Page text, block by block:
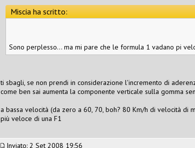
Miscia ha scritto:
Sono perplesso... ma mi pare che le formula 1 vadano pi
ti sbagli, se non prendi in considerazione l'incremento di
come ben sai aumenta la componente verticale sulla gomma
a bassa velocità (da zero a 60, 70, boh? 80 Km/h di velocità di
più veloce di una F1
Inviato: 2 Set 2008 19:56